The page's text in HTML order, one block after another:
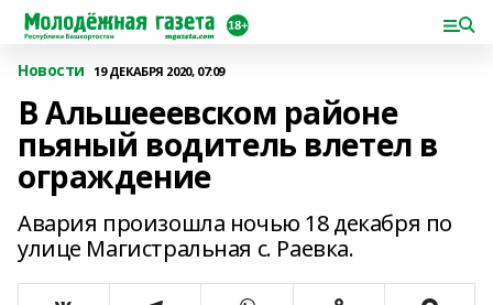
Новости 19 ДЕКАБРЯ 2020, 07:09
В Альшееевском районе
пьяный водитель влетел в
ограждение
Авария произошла ночью 18 декабря по
улице Магистральная с. Раевка.